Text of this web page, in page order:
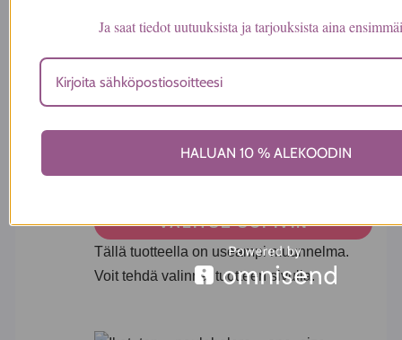
Ioanna Kourbela
fullmoon pitkä tunika,
VALITSE SOPIVIN
Tällä tuotteella on useampi muunnelma.
Voit tehdä valinnat tuotteen sivulla.
Ja saat tiedot uutuuksista ja tarjouksista aina
HALUAN 10 % ALEKOODIN